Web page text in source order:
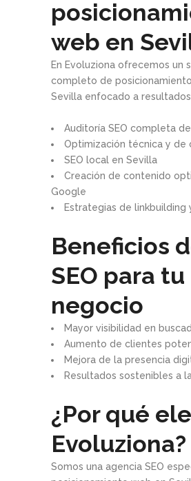
web en
En Evoluziona ofrecemos un
completo de
Sevilla enfocado a
Auditoría SEO completa
Optimización técnica y de
SEO local en Sevilla
Creación de contenido
Google
Estrategias de linkbuilding
Beneficios
SEO para tu
negocio
Mayor visibilidad en
Aumento de clientes
Mejora de la presencia
Resultados sostenibles a
¿Por qué
Evoluziona?
Somos una agencia SEO